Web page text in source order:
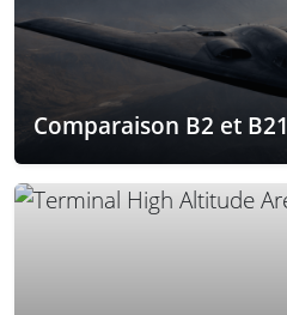
Comparaison B2 et B21